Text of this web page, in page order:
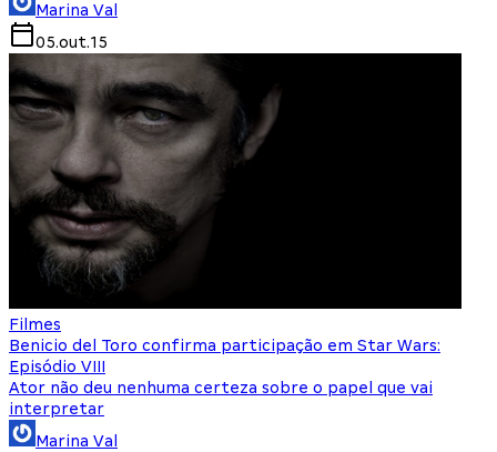
Marina Val
05.out.15
Filmes
Benicio del Toro confirma participação em Star Wars:
Episódio VIII
Ator não deu nenhuma certeza sobre o papel que vai
interpretar
Marina Val